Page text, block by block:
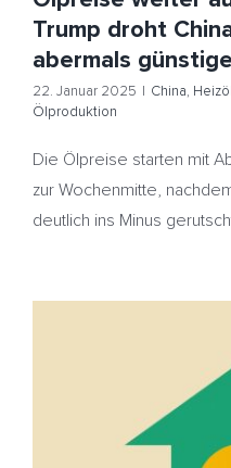
Trump droht
abermals
22. Januar 2025 | China,
Ölproduktion
Die Ölpreise starten mit
zur Wochenmitte,
deutlich ins Minus